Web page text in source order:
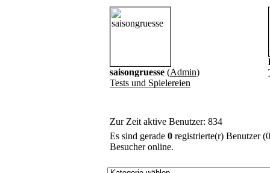
saisongruesse (Admin)
Tests und Spielereien
Zur Zeit aktive Benutzer: 834
Es sind gerade 0 registrierte(r) Benutzer
Besucher online.